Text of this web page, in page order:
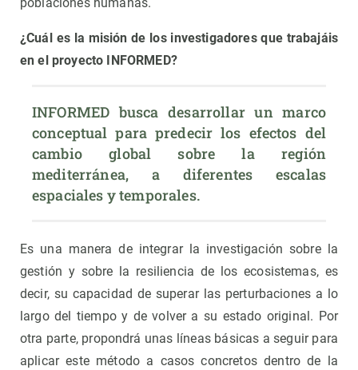
poblaciones humanas.
¿Cuál es la misión de los investigadores que trabajáis
en el proyecto INFORMED?
INFORMED busca desarrollar un marco
conceptual para predecir los efectos del
cambio global sobre la región
mediterránea, a diferentes escalas
espaciales y temporales.
Es una manera de integrar la investigación sobre la
gestión y sobre la resiliencia de los ecosistemas, es
decir, su capacidad de superar las perturbaciones a lo
largo del tiempo y de volver a su estado original. Por
otra parte, propondrá unas líneas básicas a seguir para
aplicar este método a casos concretos dentro de la